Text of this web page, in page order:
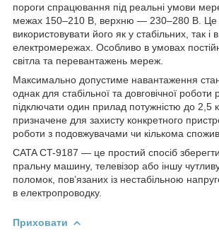
пороги спрацювання під реальні умови
межах 150–210 В, верхню — 230–280 В. Це
використовувати його як у стабільних, так
електромережах. Особливо в умовах
світла та перевантажень мереж.
Максимально допустиме навантаження
однак для стабільної та довговічної
підключати один прилад потужністю до 2,5
призначене для захисту конкретного
роботи з подовжувачами чи кількома
CATA CT-9187 — це простий спосіб
пральну машину, телевізор або іншу чутливу
поломок, пов’язаних із нестабільною
в електропроводку.
Приховати